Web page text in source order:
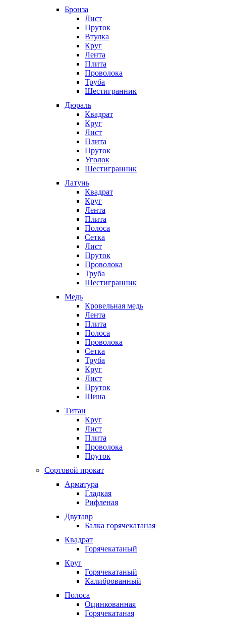
Бронза
Лист
Пруток
Втулка
Круг
Лента
Плита
Проволока
Труба
Шестигранник
Дюраль
Квадрат
Круг
Лист
Плита
Пруток
Уголок
Шестигранник
Латунь
Квадрат
Круг
Лента
Плита
Полоса
Сетка
Лист
Пруток
Проволока
Труба
Шестигранник
Медь
Кровельная медь
Лента
Плита
Полоса
Проволока
Сетка
Труба
Круг
Лист
Пруток
Шина
Титан
Круг
Лист
Плита
Проволока
Пруток
Сортовой прокат
Арматура
Гладкая
Рифленая
Двутавр
Балка горячекатаная
Квадрат
Горячекатаный
Круг
Горячекатаный
Калиброванный
Полоса
Оцинкованная
Горячекатаная